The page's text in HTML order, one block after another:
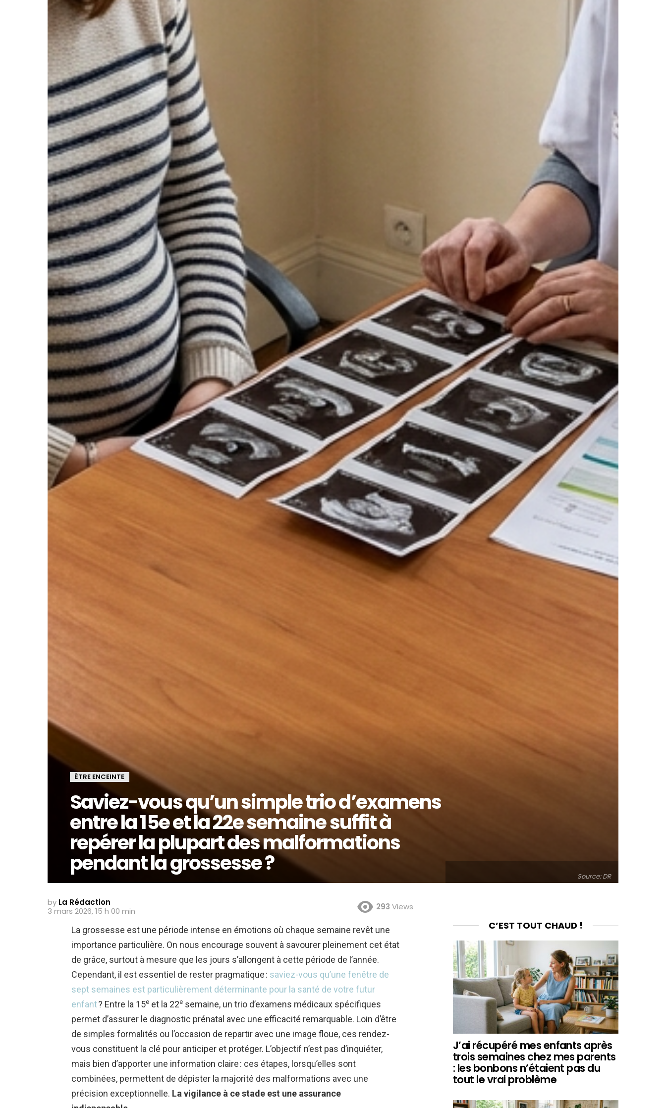
ÊTRE ENCEINTE
Saviez-vous qu’un simple trio d’examens
entre la 15e et la 22e semaine suffit à
repérer la plupart des malformations
pendant la grossesse ?
Source: DR
by La Rédaction
3 mars 2026, 15 h 00 min
293 Views
La grossesse est une période intense en émotions où chaque semaine revêt une
importance particulière. On nous encourage souvent à savourer pleinement cet état
de grâce, surtout à mesure que les jours s’allongent à cette période de l’année.
Cependant, il est essentiel de rester pragmatique : saviez-vous qu’une fenêtre de
sept semaines est particulièrement déterminante pour la santé de votre futur
enfant? Entre la 15e et la 22e semaine, un trio d’examens médicaux spécifiques
permet d’assurer le diagnostic prénatal avec une efficacité remarquable. Loin d’être
de simples formalités ou l’occasion de repartir avec une image floue, ces rendez-
vous constituent la clé pour anticiper et protéger. L’objectif n’est pas d’inquiéter,
mais bien d’apporter une information claire : ces étapes, lorsqu’elles sont
combinées, permettent de dépister la majorité des malformations avec une
précision exceptionnelle. La vigilance à ce stade est une assurance
C’EST TOUT CHAUD !
J’ai récupéré mes enfants après
trois semaines chez mes parents
: les bonbons n’étaient pas du
tout le vrai problème